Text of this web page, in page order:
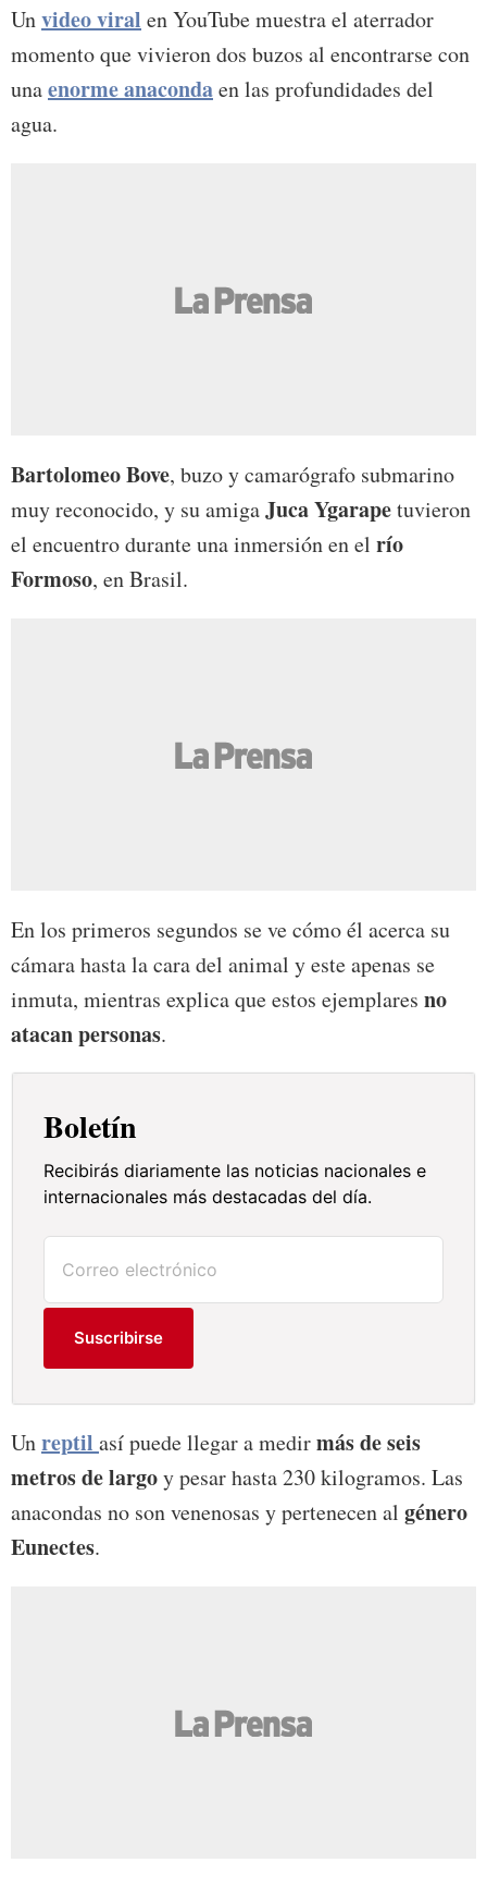
Unvideo viral en YouTube muestra el aterrador
momento que vivieron dos buzos al encontrarse con
unaenorme anacondaen las profundidades del
agua.
Bartolomeo Bove, buzo y camarógrafo submarino
muy reconocido, y su amigaJuca Ygarapetuvieron
el encuentro durante una inmersión en el río
Formoso, en Brasil.
En los primeros segundos se ve cómo él acerca su
cámara hasta la cara del animal y este apenas se
inmuta, mientras explica que estos ejemplares no
atacan personas.
Boletín
Recibirás diariamente las noticias nacionales e
internacionales más destacadas del día.
Suscribirse
Unreptil así puede llegar a medirmás de seis
metros de largoy pesar hasta 230 kilogramos. Las
anacondas no son venenosas y pertenecen al género
Eunectes.